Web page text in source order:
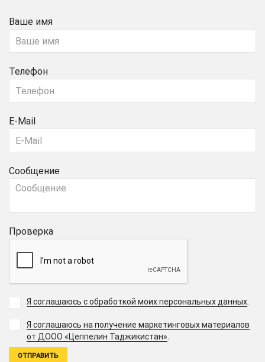
Ваше имя
Телефон
E-Mail
Сообщение
Проверка
Я соглашаюсь с обработкой моих персональных данных.
Я соглашаюсь на получение маркетинговых материалов
от ДООО «Цеппелин Таджикистан».